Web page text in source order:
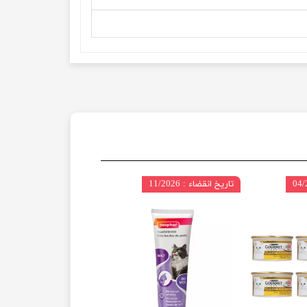
تاریخ انقضاء : 11/2026